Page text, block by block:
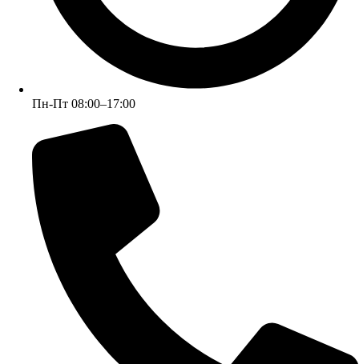
Пн-Пт 08:00–17:00